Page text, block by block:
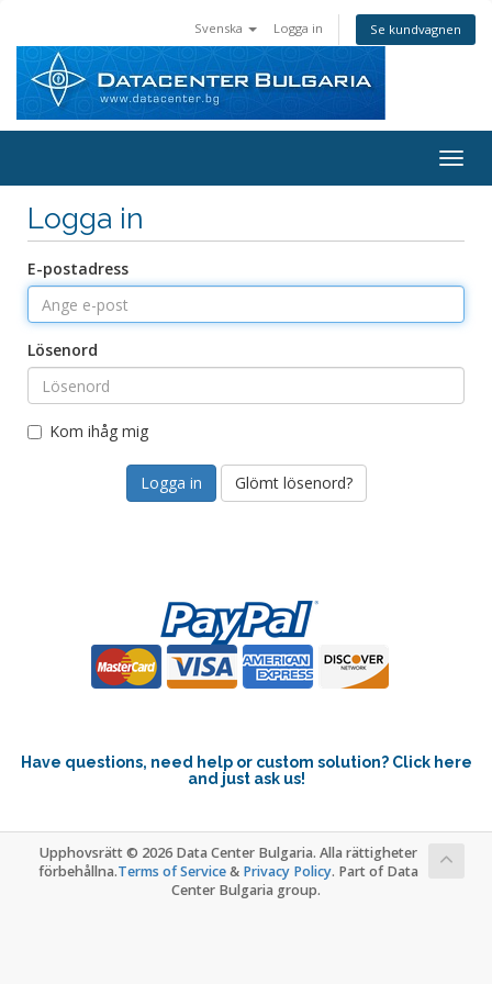
Svenska Logga in Se kundvagnen
Logga in
E-postadress
Lösenord
Kom ihåg mig
Glömt lösenord?
Have questions, need help or custom solution? Click here
and just ask us!
Upphovsrätt © 2026 Data Center Bulgaria. Alla rättigheter
förbehållna.Terms of Service& Privacy Policy. Part of Data
Center Bulgaria group.